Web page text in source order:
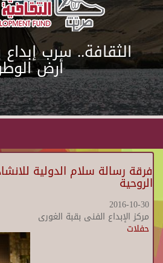
الثقافة.. سرب
أرض
فرقة رسالة سلام الدولية
الروحية
2016-10-30
مركز الإبداع الفنى بقبة الغورى
حفلات